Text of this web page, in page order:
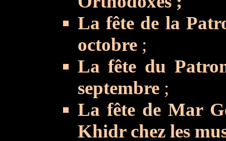
La fête de la
octobre ;
La fête du
septembre ;
La fête de Mar
Khidr chez les